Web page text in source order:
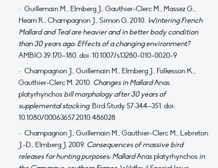
Guillemain M., Elmberg J., Gauthier-Clerc M., Massez G.,
Hearn R., Champagnon J., Simon G. 2010. Wintering French
Mallard and Teal are heavier and in better body condition
than 30 years ago: Effects of a changing environment?
AMBIO 39:170–180. doi: 10.1007/s13280-010-0020-9
Champagnon J., Guillemain M., Elmberg J., Folkesson K.,
Gauthier‐Clerc M. 2010. Changes in MallardAnas
platyrhynchos bill morphology after 30 years of
supplemental stocking. Bird Study 57:344–351. doi:
10.1080/00063657.2010.486028
Champagnon J., Guillemain M., Gauthier-Clerc M., Lebreton
J.-D., Elmberg J. 2009. Consequences of massive bird
releases for hunting purposes: MallardAnas platyrhynchos in